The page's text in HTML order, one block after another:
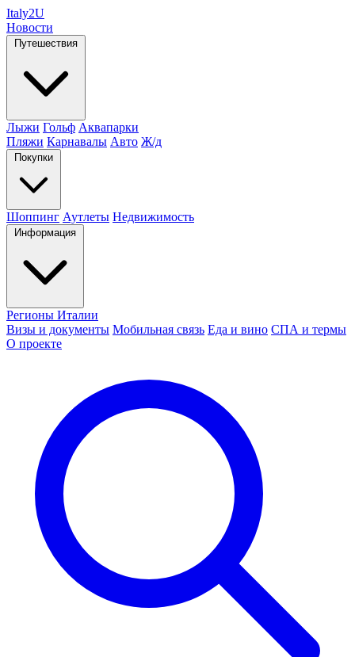
Italy2U
Новости
Путешествия
Лыжи Гольф Аквапарки
Пляжи Карнавалы Авто Ж/д
Покупки
Шоппинг Аутлеты Недвижимость
Информация
Регионы Италии
Визы и документы Мобильная связь Еда и вино СПА и термы
О проекте